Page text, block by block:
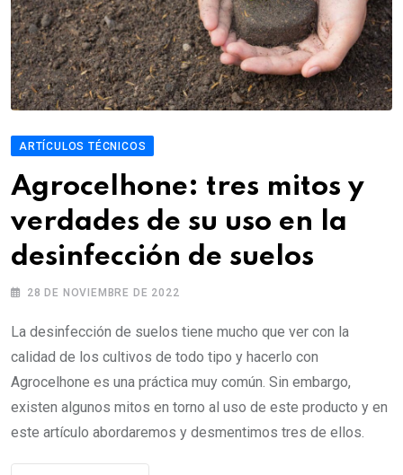
ARTÍCULOS TÉCNICOS
Agrocelhone: tres mitos y
verdades de su uso en la
desinfección de suelos
28 DE NOVIEMBRE DE 2022
La desinfección de suelos tiene mucho que ver con la
calidad de los cultivos de todo tipo y hacerlo con
Agrocelhone es una práctica muy común. Sin embargo,
existen algunos mitos en torno al uso de este producto y en
este artículo abordaremos y desmentimos tres de ellos.